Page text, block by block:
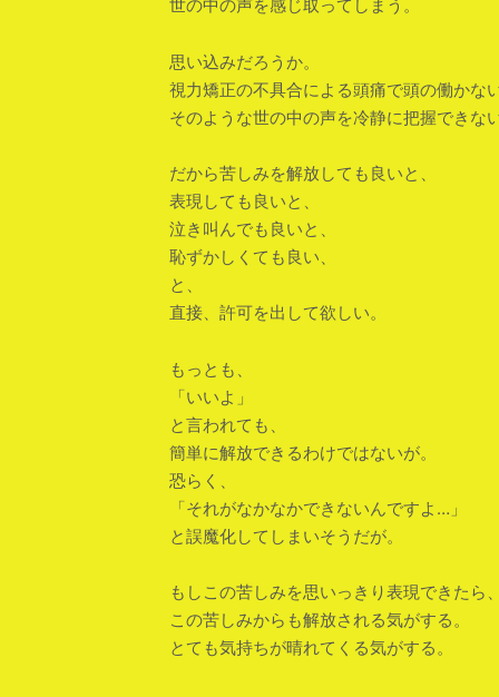
世の中の声を感じ取ってしまう。
思い込みだろうか。
視力矯正の不具合による頭痛で頭の働かな
そのような世の中の声を冷静に把握できない
だから苦しみを解放しても良いと、
表現しても良いと、
泣き叫んでも良いと、
恥ずかしくても良い、
と、
直接、許可を出して欲しい。
もっとも、
「いいよ」
と言われても、
簡単に解放できるわけではないが。
恐らく、
「それがなかなかできないんですよ…」
と誤魔化してしまいそうだが。
もしこの苦しみを思いっきり表現できたら、
この苦しみからも解放される気がする。
とても気持ちが晴れてくる気がする。